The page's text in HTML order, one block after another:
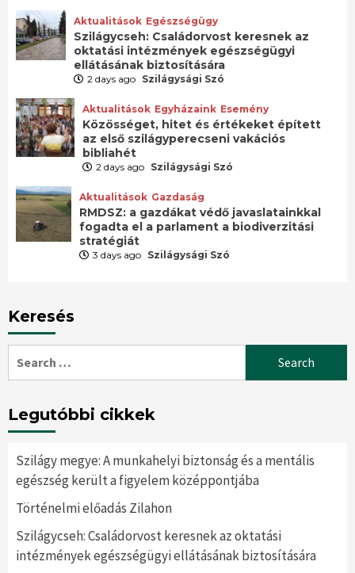
Aktualitások Egészségügy
Szilágycseh: Családorvost keresnek az
oktatási intézmények egészségügyi
ellátásának biztosítására
2 days ago Szilágysági Szó
Aktualitások Egyházaink Esemény
Közösséget, hitet és értékeket épített
az első szilágyperecseni vakációs
bibliahét
2 days ago Szilágysági Szó
Aktualitások Gazdaság
RMDSZ: a gazdákat védő javaslatainkkal
fogadta el a parlament a biodiverzitási
stratégiát
3 days ago Szilágysági Szó
Keresés
for:
Legutóbbi cikkek
Szilágy megye: A munkahelyi biztonság és a mentális
egészség került a figyelem középpontjába
Történelmi előadás Zilahon
Szilágycseh: Családorvost keresnek az oktatási
intézmények egészségügyi ellátásának biztosítására